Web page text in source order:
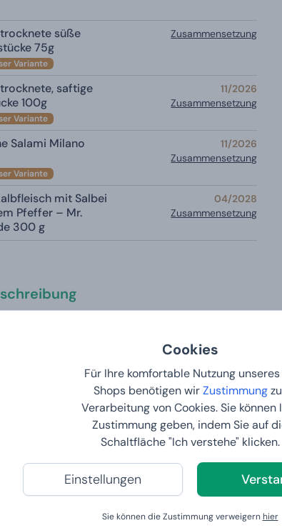
Cookies
Für Ihre komfortable Nutzung
Shops benötigen wirZustimmung
Verarbeitung von Cookies. Sie können
Zustimmung geben, indem Sie auf
Schaltfläche "Ich verstehe" klicken.
Einstellungen
Sie können die Zustimmung verweigernhier
süße
75g
Variante
Zusammensetzung
saftige
100g
Variante
11/2026
Zusammensetzung
Salami Milano
Variante
11/2026
Zusammensetzung
mit Salbei
Pfeffer – Mr.
300 g
04/2028
Zusammensetzung
Geschenkbox (königsblau) -
Portion erlesener Köstlichkeiten
von Luxusprodukten, diealle Liebhaber von
voller XXL-Delikatessen lieben. Wenn du auf
ein unvergessliches Erlebnis sein
Giftboxeo?